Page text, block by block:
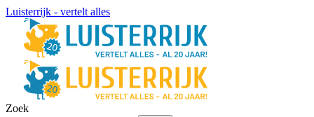
Luisterrijk - vertelt alles
Zoek